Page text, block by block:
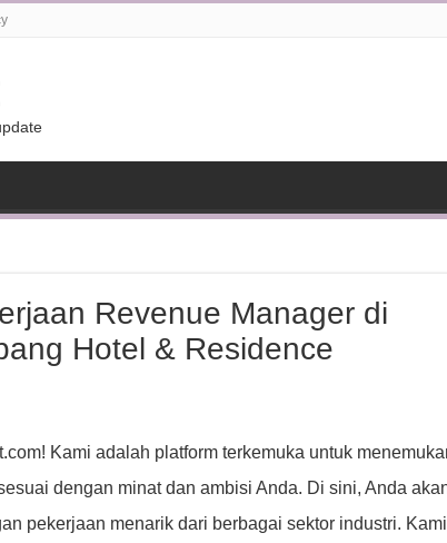
Revenue Manager di
Hotel & Residence
Kami adalah platform terkemuka untuk
dengan minat dan ambisi Anda. Di sini, Anda
pekerjaan menarik dari berbagai sektor industri. Kami